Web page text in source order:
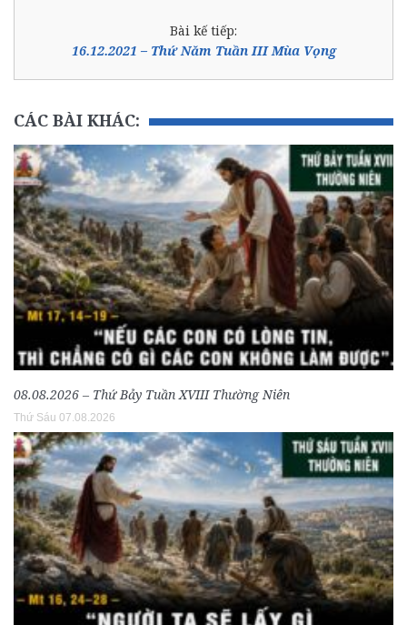
Bài kế tiếp:
16.12.2021 – Thứ Năm Tuần III Mùa Vọng
CÁC BÀI KHÁC:
08.08.2026 – Thứ Bảy Tuần XVIII Thường Niên
Thứ Sáu 07.08.2026